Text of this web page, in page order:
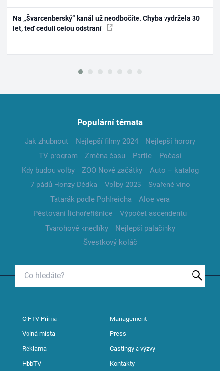
Na „Švarcenberský“ kanál už neodbočíte. Chyba vydržela 30
let, teď ceduli celou odstraní
Populární témata
Jak zhubnout Nejlepší filmy 2024
Nejlepší horory
TV program
Změna času Partie
Počasí
Kdy budou volby
ZOO Nové začátky
Auto – katalog
7 pádů Honzy Dědka
Volby 2025
Svařené víno
Tatarák podle Pohlreicha
Aloe vera
Pěstování lichořeřišnice
Výpočet ascendentu
Tvarohové knedlíky
Nejlepší palačinky
Švestkový koláč
O FTV Prima Management
Volná místa Press
Reklama Castingy a výzvy
HbbTV Kontakty